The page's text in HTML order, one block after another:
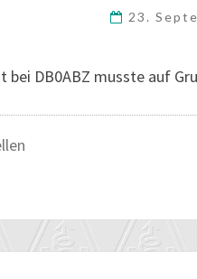
23.
bei DB0ABZ musste auf